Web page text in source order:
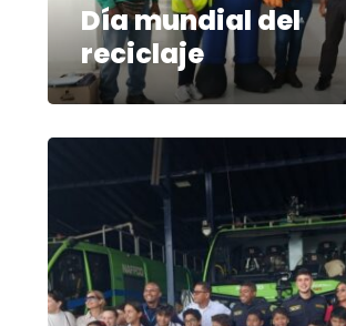
Día mundial del
reciclaje